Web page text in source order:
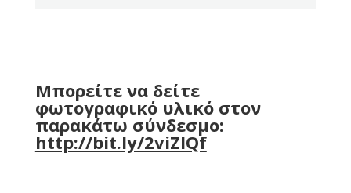
Mπορείτε να δείτε
φωτογραφικό υλικό στον
παρακάτω σύνδεσμο:
http://bit.ly/2viZlQf